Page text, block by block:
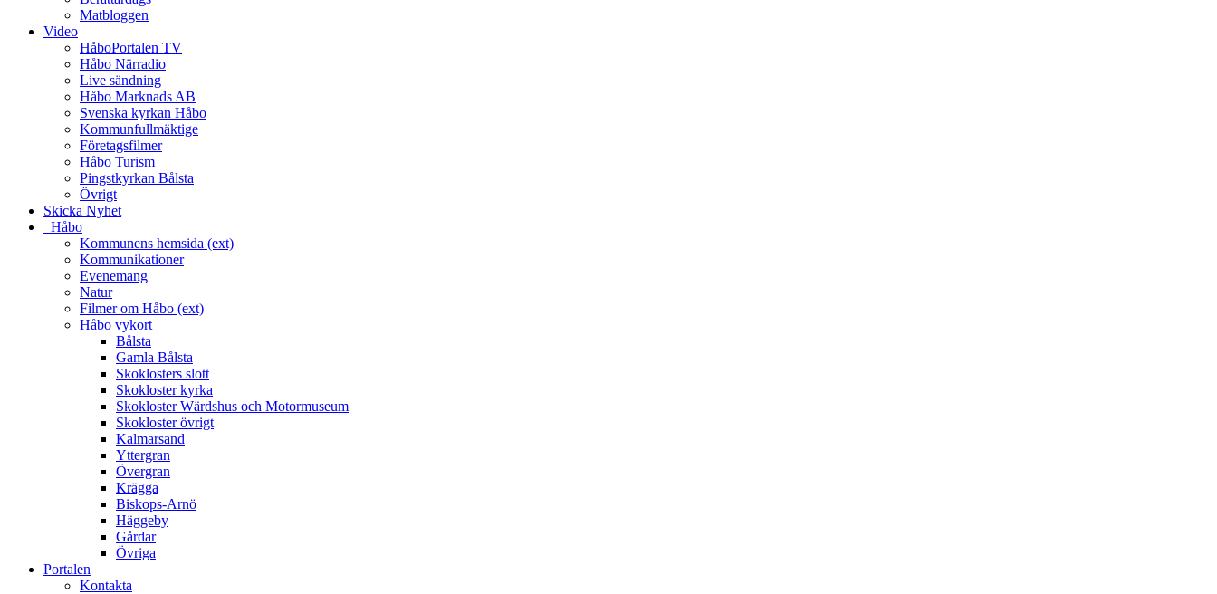
Matbloggen
Video
HåboPortalen TV
Håbo Närradio
Live sändning
Håbo Marknads AB
Svenska kyrkan Håbo
Kommunfullmäktige
Företagsfilmer
Håbo Turism
Pingstkyrkan Bålsta
Övrigt
Skicka Nyhet
_Håbo
Kommunens hemsida (ext)
Kommunikationer
Evenemang
Natur
Filmer om Håbo (ext)
Håbo vykort
Bålsta
Gamla Bålsta
Skoklosters slott
Skokloster kyrka
Skokloster Wärdshus och Motormuseum
Skokloster övrigt
Kalmarsand
Yttergran
Övergran
Krägga
Biskops-Arnö
Häggeby
Gårdar
Övriga
Portalen
Kontakta